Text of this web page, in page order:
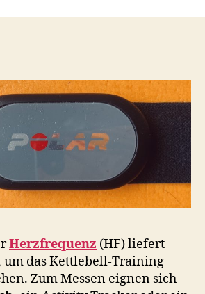
o
Herzfrequenz (HF) liefert
das Kettlebell-Training
Zum Messen eignen sich